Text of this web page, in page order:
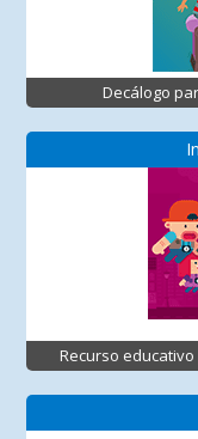
Decálogo
Recurso